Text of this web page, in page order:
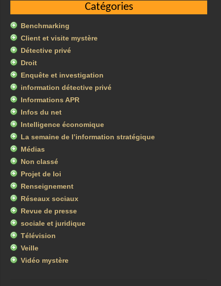
Catégories
Benchmarking
Client et visite mystère
Détective privé
Droit
Enquête et investigation
information détective privé
Informations APR
Infos du net
Intelligence économique
La semaine de l’information stratégique
Médias
Non classé
Projet de loi
Renseignement
Réseaux sociaux
Revue de presse
sociale et juridique
Télévision
Veille
Vidéo mystère